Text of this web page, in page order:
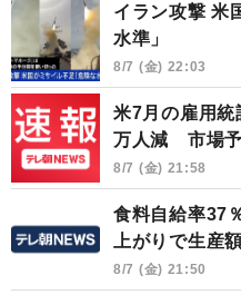
イラン攻撃 米
水準」
8/7 (金) 22:03
米7月の雇用
万人減 市場予
8/7 (金) 21:58
食料自給率
上がりで生産
8/7 (金) 21:50